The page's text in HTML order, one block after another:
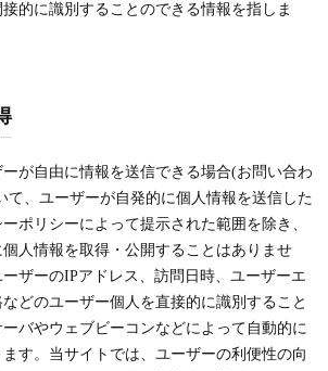
的に識別することのできる情報を指しま
が自由に情報を送信できる場合(お問い合わ
て、ユーザーが自発的に個人情報を送信した
ポリシーによって提示された範囲を除き、
人情報を取得・公開することはありませ
ザーのIPアドレス、訪問日時、ユーザーエ
どのユーザー個人を直接的に識別すること
バやウェブビーコンなどによって自動的に
す。当サイトでは、ユーザーの利便性の向